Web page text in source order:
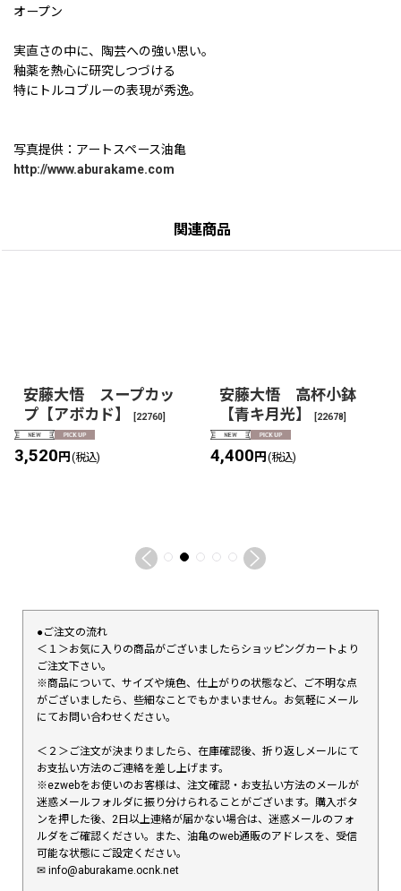
オープン
実直さの中に、陶芸への強い思い。
釉薬を熱心に研究しつづける
特にトルコブルーの表現が秀逸。
写真提供：アートスペース油亀
http://www.aburakame.com
関連商品
安藤大悟 スープカッ
プ【アボカド】
[22760]
3,520円 (税込)
安藤大悟 高杯小鉢
【青キ月光】
[22678]
4,400円 (税込)
●ご注文の流れ
＜１＞お気に入りの商品がございましたらショッピングカートより
ご注文下さい。
※商品について、サイズや焼色、仕上がりの状態など、ご不明な点
がございましたら、些細なことでもかまいません。お気軽にメール
にてお問い合わせください。
＜２＞ご注文が決まりましたら、在庫確認後、折り返しメールにて
お支払い方法のご連絡を差し上げます。
※ezwebをお使いのお客様は、注文確認・お支払い方法のメールが
迷惑メールフォルダに振り分けられることがございます。購入ボタ
ンを押した後、2日以上連絡が届かない場合は、迷惑メールのフォ
ルダをご確認ください。また、油亀のweb通販のアドレスを、受信
可能な状態にご設定ください。
✉︎ info@aburakame.ocnk.net